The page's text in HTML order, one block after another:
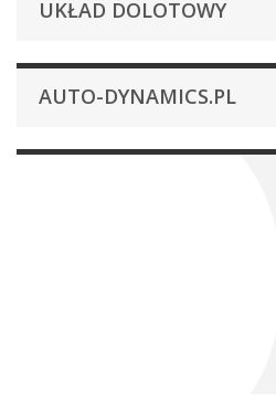
UKŁAD DOLOTOWY
AUTO-DYNAMICS.PL